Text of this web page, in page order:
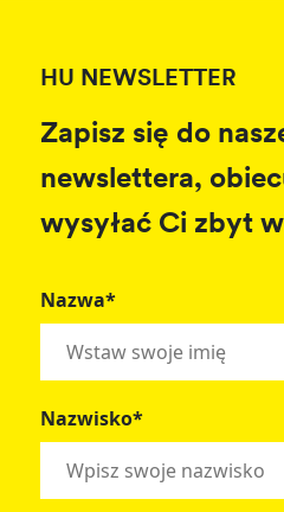
HU NEWSLETTER
Zapisz się do
newslettera,
wysyłać Ci zbyt
Nazwa*
Nazwisko*